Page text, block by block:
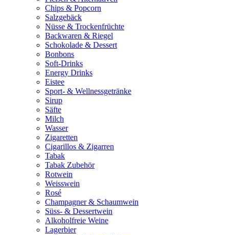
Chips & Popcorn
Salzgebäck
Nüsse & Trockenfrüchte
Backwaren & Riegel
Schokolade & Dessert
Bonbons
Soft-Drinks
Energy Drinks
Eistee
Sport- & Wellnessgetränke
Sirup
Säfte
Milch
Wasser
Zigaretten
Cigarillos & Zigarren
Tabak
Tabak Zubehör
Rotwein
Weisswein
Rosé
Champagner & Schaumwein
Süss- & Dessertwein
Alkoholfreie Weine
Lagerbier